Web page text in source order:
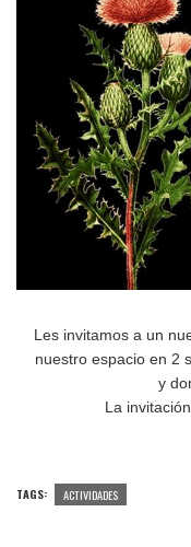
Les invitamos a un
nuestro espacio en 2
y
La
TAGS: ACTIVIDADES